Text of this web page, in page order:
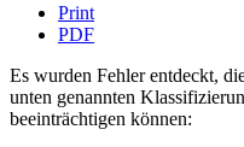
Print
PDF
Es wurden Fehler entdeckt,
unten genannten
beeinträchtigen können: